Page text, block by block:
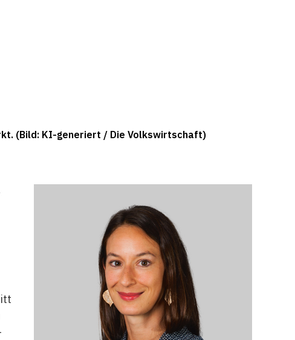
(Bild: KI-generiert / Die Volkswirtschaft)